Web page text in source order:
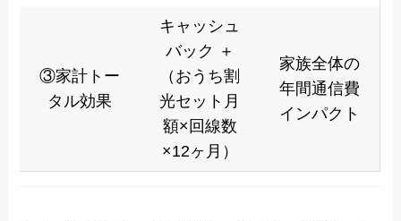
③家計トー
タル効果
キャッシュ
バック ＋
（おうち割
光セット月
額×回線数
×12ヶ月）
家族全体の
年間通信費
インパクト